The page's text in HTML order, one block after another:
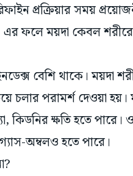
প্রক্রিয়ার সময়
এর ফলে ময়দা কেবল
বেশি থাকে। ময়দা
চলার পরামর্শ দেওয়া
কিডনির ক্ষতি হতে
অম্বলও হতে পারে।